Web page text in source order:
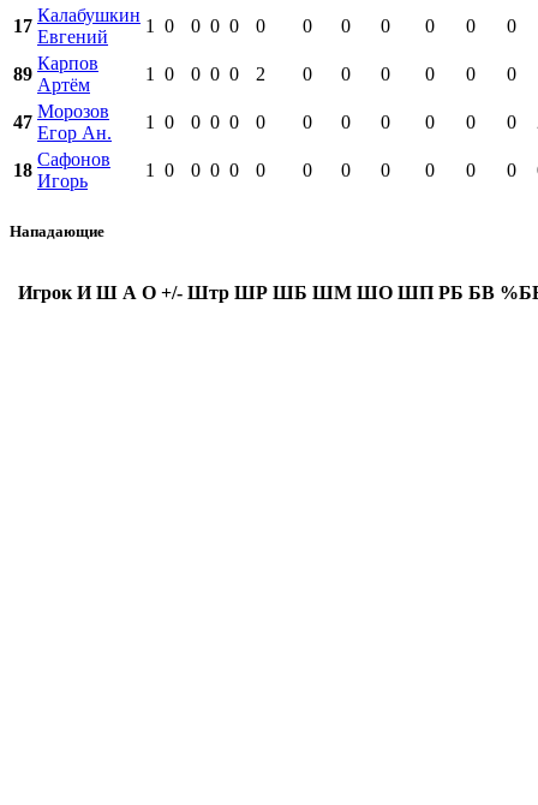
17
Калабушкин
Евгений
1 0 0 0 0 0 0 0 0 0 0 0
89
Карпов
Артём
1 0 0 0 0 2 0 0 0 0 0 0
47
Морозов
Егор Ан.
1 0 0 0 0 0 0 0 0 0 0 0
18
Сафонов
Игорь
1 0 0 0 0 0 0 0 0 0 0 0
Нападающие
Игрок И Ш А О +/- Штр ШР ШБ ШМ ШО ШП РБ БВ